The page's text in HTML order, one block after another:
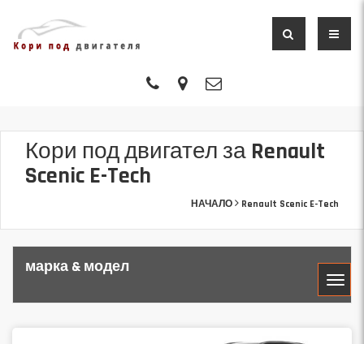
Кори под двигател за Renault
Scenic E-Tech
НАЧАЛО Renault Scenic E-Tech
марка & модел